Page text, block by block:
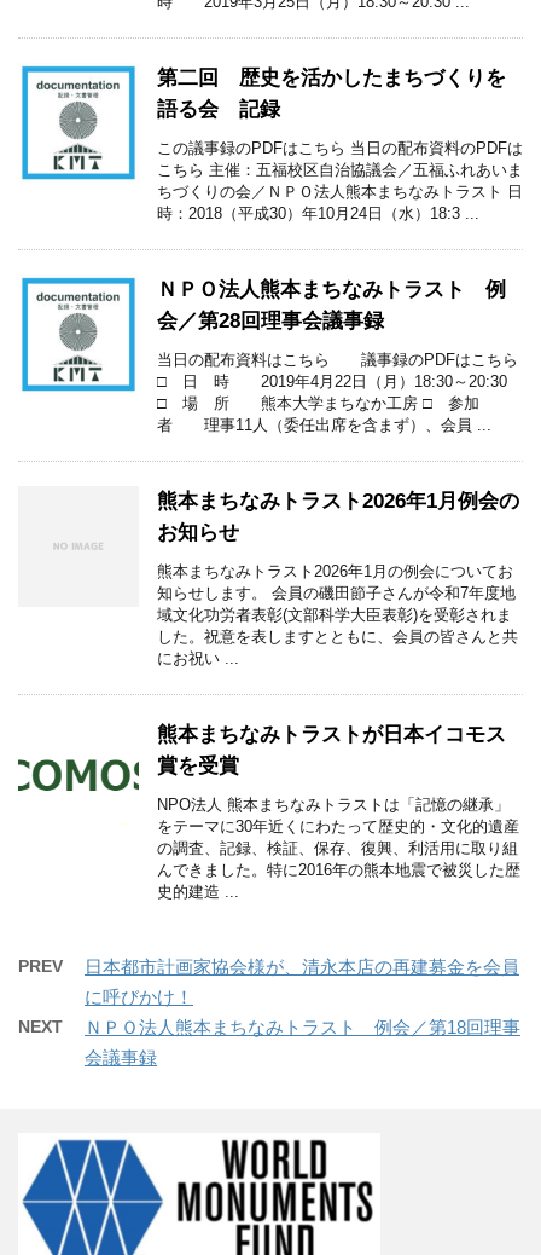
第二回 歴史を活かしたまちづくりを
語る会 記録
この議事録のPDFはこちら 当日の配布資料のPDFは
こちら 主催：五福校区自治協議会／五福ふれあいま
ちづくりの会／ＮＰＯ法人熊本まちなみトラスト 日
時：2018（平成30）年10月24日（水）18:3 ...
ＮＰＯ法人熊本まちなみトラスト 例
会／第28回理事会議事録
当日の配布資料はこちら 議事録のPDFはこちら
□ 日 時 2019年4月22日（月）18:30～20:30
□ 場 所 熊本大学まちなか工房 □ 参加
者 理事11人（委任出席を含まず）、会員 ...
熊本まちなみトラスト2026年1月例会の
お知らせ
熊本まちなみトラスト2026年1月の例会についてお
知らせします。 会員の磯田節子さんが令和7年度地
域文化功労者表彰(文部科学大臣表彰)を受彰されま
した。祝意を表しますとともに、会員の皆さんと共
にお祝い ...
熊本まちなみトラストが日本イコモス
賞を受賞
NPO法人 熊本まちなみトラストは「記憶の継承」
をテーマに30年近くにわたって歴史的・文化的遺産
の調査、記録、検証、保存、復興、利活用に取り組
んできました。特に2016年の熊本地震で被災した歴
史的建造 ...
PREV
日本都市計画家協会様が、清永本店の再建募金を会員
に呼びかけ！
NEXT
ＮＰＯ法人熊本まちなみトラスト 例会／第18回理事
会議事録